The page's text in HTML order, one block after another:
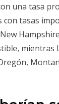
una tasa
tasas
mientras